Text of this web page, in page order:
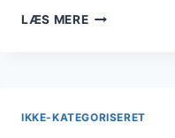
LÆS MEREBLOMKÅLSRIS
IKKE-KATEGORISERET